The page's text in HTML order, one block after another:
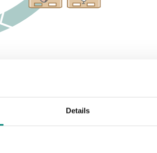
Details